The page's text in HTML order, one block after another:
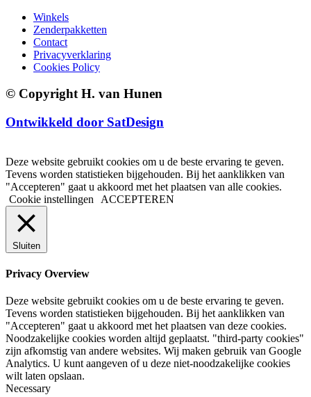
Winkels
Zenderpakketten
Contact
Privacyverklaring
Cookies Policy
© Copyright H. van Hunen
Ontwikkeld door SatDesign
Deze website gebruikt cookies om u de beste ervaring te geven.
Tevens worden statistieken bijgehouden. Bij het aanklikken van
"Accepteren" gaat u akkoord met het plaatsen van alle cookies.
Cookie instellingen
ACCEPTEREN
Sluiten
Privacy Overview
Deze website gebruikt cookies om u de beste ervaring te geven.
Tevens worden statistieken bijgehouden. Bij het aanklikken van
"Accepteren" gaat u akkoord met het plaatsen van deze cookies.
Noodzakelijke cookies worden altijd geplaatst. "third-party cookies"
zijn afkomstig van andere websites. Wij maken gebruik van Google
Analytics. U kunt aangeven of u deze niet-noodzakelijke cookies
wilt laten opslaan.
Necessary